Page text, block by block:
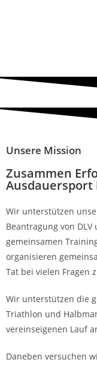
Unsere Mission
Zusammen
Wir unterstützen
Beantragung von
gemeinsamen
organisieren
Tat bei vielen Fragen
Wir unterstützen die
Triathlon und
vereinseigenen Lauf
Daneben versuchen